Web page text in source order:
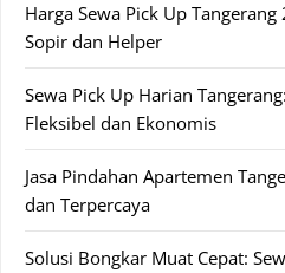
Harga Sewa Pick Up
Sopir dan Helper
Sewa Pick Up Harian
Fleksibel dan Ekonomis
Jasa Pindahan Apartemen
dan Terpercaya
Solusi Bongkar Muat Cepat: